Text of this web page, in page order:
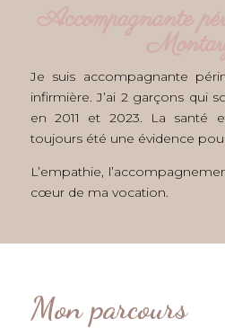
Accompagnante
Je suis accompagnante
infirmière. J’ai 2 garçons qui
en 2011 et 2023. La santé
toujours été une évidence
L’empathie,
cœur de ma vocation.
Mon parcours